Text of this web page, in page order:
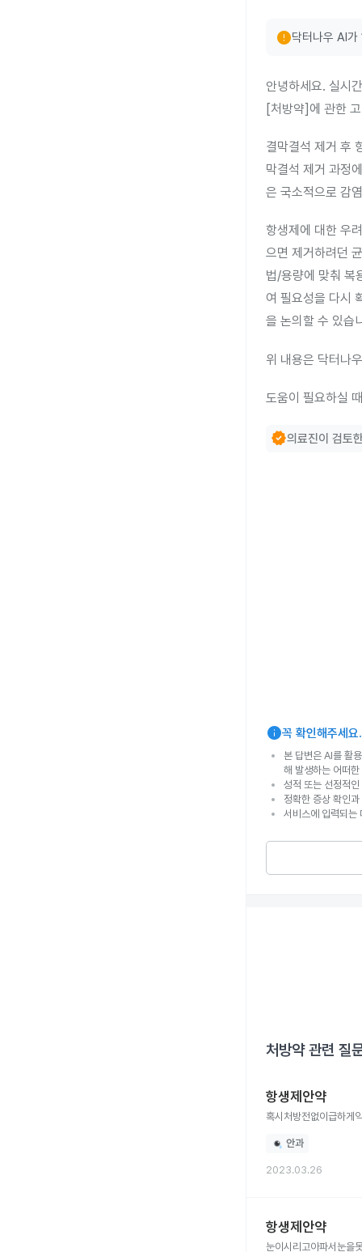
error닥터나우 AI
안녕하세요. 실시
[처방약]에 관한
결막결석 제거 후
막결석 제거 과정
은 국소적으로 감
항생제에 대한 우
으면 제거하려던
법/용량에 맞춰 복
여 필요성을 다시
을 논의할 수 있습
위 내용은 닥터나
도움이 필요하실
verified의료진이 검토
info꼭 확인해주세요.
본 답변은 AI를 활
해 발생하는 어떠
성적 또는 선정적
정확한 증상 확인
서비스에 입력되
처방약관련 질
항생제안약
혹시처방전없이급하게
안과
2023.03.26
항생제안약
눈이시리고아파서눈을